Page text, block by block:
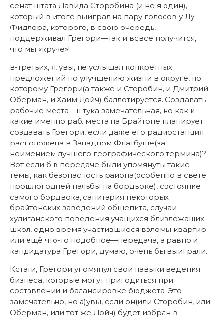
сенат штата Давида Сторобина (и не я один),
который в итоге выиграл на пару голосов у Лу
Фидлера, которого, в свою очередь,
поддерживал Грегори—так и вовсе получится,
что мы «круче»!
в-третьих, я, увы, не услышал конкретных
предложений по улучшению жизни в округе, по
которому Грегори(а также и Сторобин, и Дмитрий
Оберман, и Хаим Дойч) баллотируется. Создавать
рабочие места—штука замечательная, но как и
какие именно раб. места на Брайтоне планирует
создавать Грегори, если даже его радиостанция
расположена в Западном Флатбуше(за
неимением лучшего географического термина)?
Вот если б в передаче были упомянуты такие
темы, как безопасность района(особенно в свете
прошлогодней пальбы на бордвоке), состояние
самого бордвока, санитария некоторых
брайтонских заведений общепита, случаи
хулиганского поведения учащихся близлежащих
школ, одно время участившиеся взломы квартир
или ещё что-то подобное—передача, а равно и
кандидатура Грегори, думаю, очень бы выиграли.
Кстати, Грегори упомянул свои навыки ведения
бизнеса, которые могут пригодиться при
составлении и балансировке бюджета. Это
замечательно, но а)увы, если он(или Сторобин, или
Оберман, или тот же Дойч) будет избран в